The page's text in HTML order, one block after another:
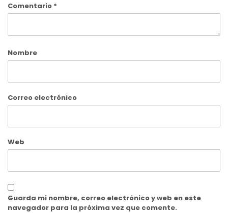
Comentario *
Nombre
Correo electrónico
Web
Guarda mi nombre, correo electrónico y web en este
navegador para la próxima vez que comente.